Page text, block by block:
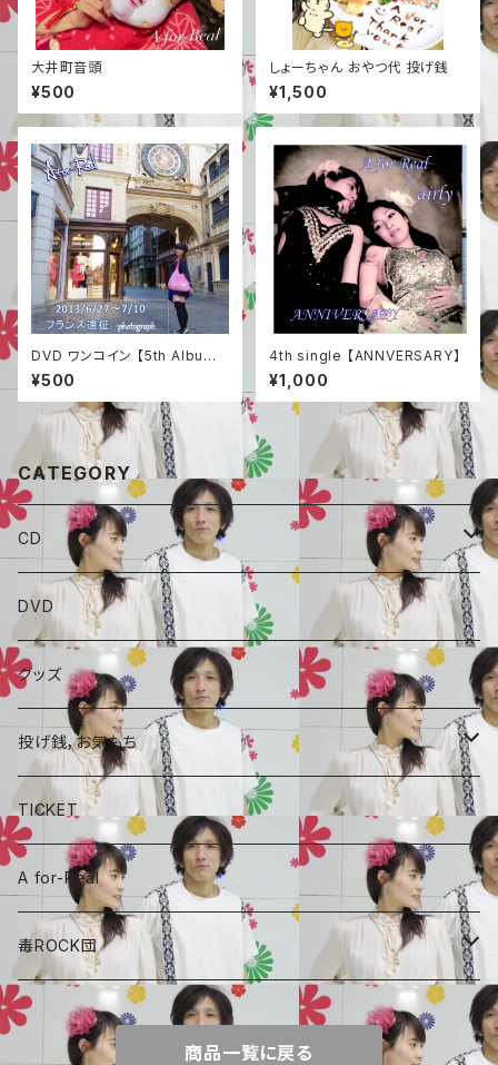
大井町音頭
¥500
しょーちゃん おやつ代 投げ銭
¥1,500
DVD ワンコイン 【5th Album
フランスツアー 映像】
¥500
4th single 【ANNVERSARY】
¥1,000
CATEGORY
CD
ALBAUM
A for-Real
毒ROCK団
SINGLE
コラボCD
A for-Real
毒ROCK団
DVD
グッズ
投げ銭，お気もち
あやめちゃんおやつ
頑張れ、しょーちゃん
しょーちゃん、おやつ
TICKET
A for-Real
毒ROCK団
Album
商品一覧に戻る